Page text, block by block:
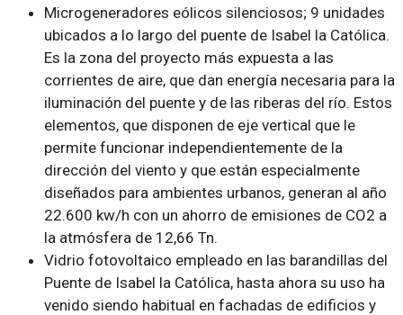
Microgeneradores eólicos silenciosos; 9 unidades
ubicados a lo largo del puente de Isabel la Católica.
Es la zona del proyecto más expuesta a las
corrientes de aire, que dan energía necesaria para la
iluminación del puente y de las riberas del río. Estos
elementos, que disponen de eje vertical que le
permite funcionar independientemente de la
dirección del viento y que están especialmente
diseñados para ambientes urbanos, generan al año
22.600 kw/h con un ahorro de emisiones de CO2 a
la atmósfera de 12,66 Tn.
Vidrio fotovoltaico empleado en las barandillas del
Puente de Isabel la Católica, hasta ahora su uso ha
venido siendo habitual en fachadas de edificios y